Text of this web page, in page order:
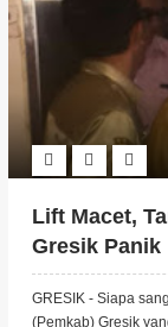
Lift Macet,
Gresik Panik
GRESIK - Siapa
(Pemkab) Gresik